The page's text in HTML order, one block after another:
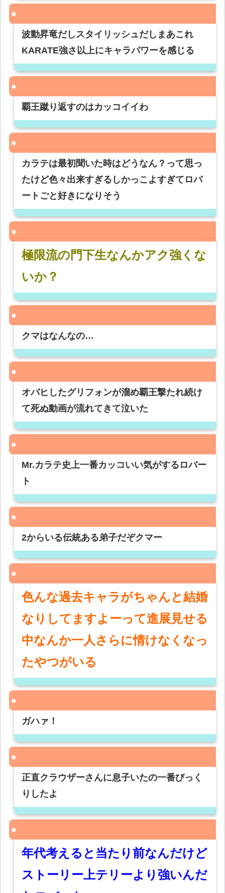
波動昇竜だしスタイリッシュだしまあこれ
KARATE強さ以上にキャラパワーを感じる
覇王蹴り返すのはカッコイイわ
カラテは最初聞いた時はどうなん？って思っ
たけど色々出来すぎるしかっこよすぎてロバ
ートごと好きになりそう
極限流の門下生なんかアク強くな
いか？
クマはなんなの…
オバヒしたグリフォンが溜め覇王撃たれ続け
て死ぬ動画が流れてきて泣いた
Mr.カラテ史上一番カッコいい気がするロバー
ト
2からいる伝統ある弟子だぞクマー
色んな過去キャラがちゃんと結婚
なりしてますよーって進展見せる
中なんか一人さらに情けなくなっ
たやつがいる
ガハァ！
正直クラウザーさんに息子いたの一番びっく
りしたよ
年代考えると当たり前なんだけど
ストーリー上テリーより強いんだ